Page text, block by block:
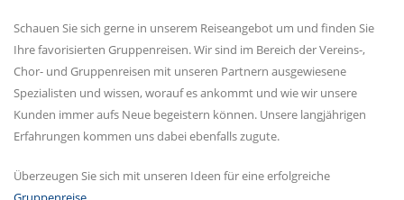
Schauen Sie sich gerne in unserem Reiseangebot um und finden Sie
Ihre favorisierten Gruppenreisen. Wir sind im Bereich der Vereins-,
Chor- und Gruppenreisen mit unseren Partnern ausgewiesene
Spezialisten und wissen, worauf es ankommt und wie wir unsere
Kunden immer aufs Neue begeistern können. Unsere langjährigen
Erfahrungen kommen uns dabei ebenfalls zugute.
Überzeugen Sie sich mit unseren Ideen für eine erfolgreiche